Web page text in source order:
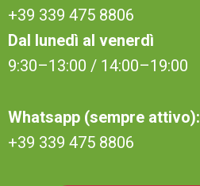
+39 339 475 8806
Dal lunedì al venerdì
9:30–13:00 / 14:00–19:00
Whatsapp (sempre attivo):
+39 339 475 8806